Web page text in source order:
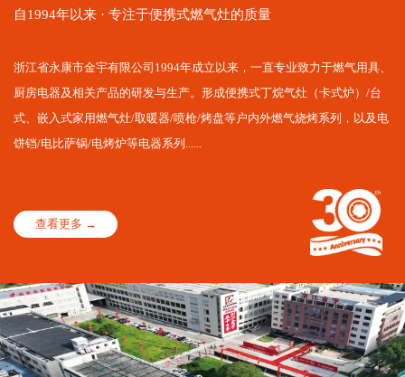
自1994年以来 · 专注于便携式燃气灶的质量
浙江省永康市金宇有限公司1994年成立以来，一直专业致力于燃气用具、
厨房电器及相关产品的研发与生产。形成便携式丁烷气灶（卡式炉）/台
式、嵌入式家用燃气灶/取暖器/喷枪/烤盘等户内外燃气烧烤系列，以及电
饼铛/电比萨锅/电烤炉等电器系列......
查看更多 →